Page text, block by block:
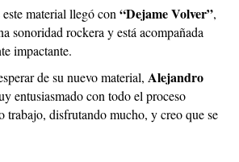
material llegó con “Dejame Volver”,
sonoridad rockera y está acompañada
impactante.
de su nuevo material, Alejandro
entusiasmado con todo el proceso
trabajo, disfrutando mucho, y creo que se